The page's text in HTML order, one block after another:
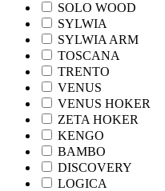
SOLO WOOD
SYLWIA
SYLWIA ARM
TOSCANA
TRENTO
VENUS
VENUS HOKER
ZETA HOKER
KENGO
BAMBO
DISCOVERY
LOGICA